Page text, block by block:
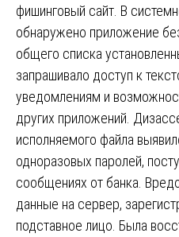
фишинговый сайт. В
обнаружено приложение
общего списка
запрашивало доступ к
уведомлениям и
других приложений.
исполняемого файла
одноразовых паролей,
сообщениях от банка.
данные на сервер,
подставное лицо. Была